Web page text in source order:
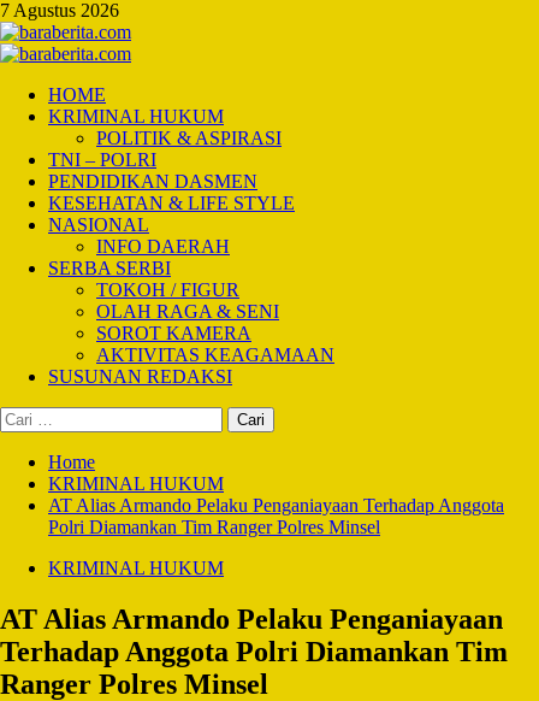
Skip
to
content
7 Agustus 2026
Primary
HOME
KRIMINAL HUKUM
POLITIK & ASPIRASI
TNI – POLRI
PENDIDIKAN DASMEN
KESEHATAN & LIFE STYLE
NASIONAL
INFO DAERAH
SERBA SERBI
TOKOH / FIGUR
OLAH RAGA & SENI
SOROT KAMERA
AKTIVITAS KEAGAMAAN
SUSUNAN REDAKSI
Cari
untuk:
Home
KRIMINAL HUKUM
AT Alias Armando Pelaku Penganiayaan Terhadap Anggota
Polri Diamankan Tim Ranger Polres Minsel
KRIMINAL HUKUM
AT Alias Armando Pelaku Penganiayaan
Terhadap Anggota Polri Diamankan Tim
Ranger Polres Minsel